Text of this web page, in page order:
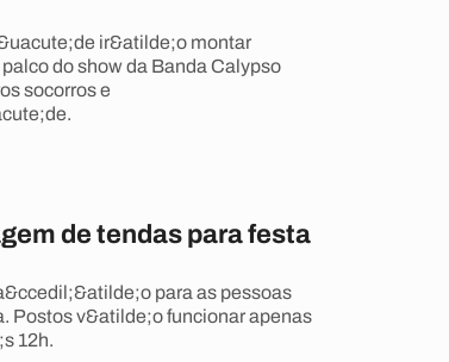
ir&atilde;o montar
do show da Banda Calypso
socorros e
de tendas para festa
para as pessoas
Postos v&atilde;o funcionar apenas
12h.